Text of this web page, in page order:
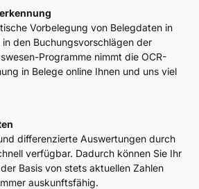
Vorbelegung von Belegdaten in
in den Buchungsvorschlägen der
Programme nimmt die OCR-
in Belege online Ihnen und uns viel
differenzierte Auswertungen durch
verfügbar. Dadurch können Sie Ihr
Basis von stets aktuellen Zahlen
auskunftsfähig.